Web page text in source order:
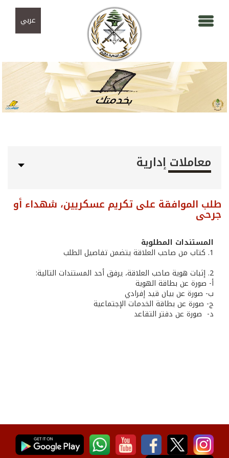
عربي
معاملات إدارية
طلب الموافقة على تكريم عسكريين، شهداء أو
جرحى
المستندات المطلوبة
1. كتاب من صاحب العلاقة يتضمن تفاصيل الطلب
2. إثبات هوية صاحب العلاقة، يرفق أحد المستندات التالية:
أ- صورة عن بطاقة الهوية
ب‌- صورة عن بيان قيد إفرادي
ج- صورة عن بطاقة الخدمات الإجتماعية
‌د- صورة عن دفتر التقاعد